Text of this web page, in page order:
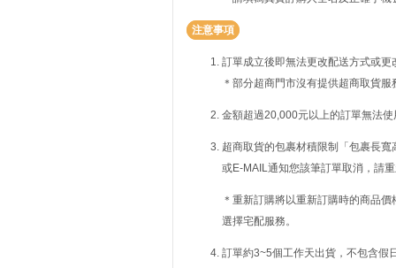
注意事項
訂單成立後即無法更改配送方式或
＊部分超商門市沒有提供超商取貨
金額超過20,000元以上的訂單無法
超商取貨的包裹材積限制「包裹長
或E-MAIL通知您該筆訂單取消，請
＊重新訂購將以重新訂購時的商品
選擇宅配服務。
訂單約3~5個工作天出貨，不包含假